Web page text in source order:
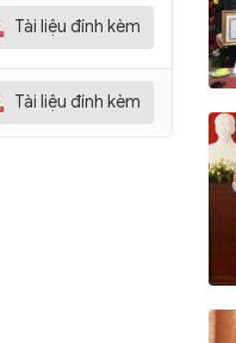
Tài liệu đính kèm
Tài liệu đính kèm